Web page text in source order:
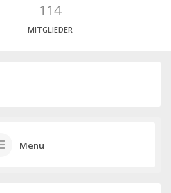
114
MITGLIEDER
Menu